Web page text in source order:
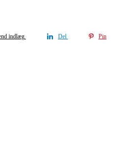
indlæg Del Pin